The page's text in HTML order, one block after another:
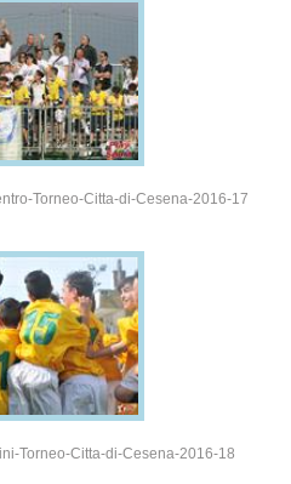
Torneo-Citta-di-Cesena-2016-17
Torneo-Citta-di-Cesena-2016-18